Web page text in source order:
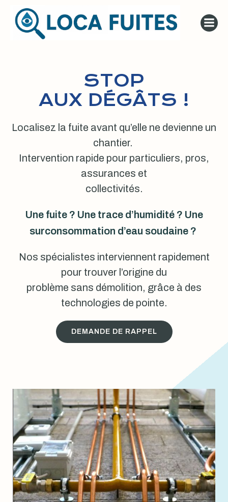
au
contenu
STOP
AUX DÉGÂTS !
Localisez la fuite avant qu’elle ne devienne un
chantier.
Intervention rapide pour particuliers, pros,
assurances et
collectivités.
Une fuite ? Une trace d’humidité ? Une
surconsommation d’eau soudaine ?
Nos spécialistes interviennent rapidement
pour trouver l’origine du
problème sans démolition, grâce à des
technologies de pointe.
DEMANDE DE RAPPEL